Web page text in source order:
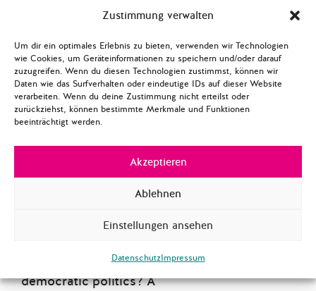
Zustimmung verwalten
Um dir ein optimales Erlebnis zu bieten, verwenden wir Technologien
wie Cookies, um Geräteinformationen zu speichern und/oder darauf
zuzugreifen. Wenn du diesen Technologien zustimmst, können wir
Daten wie das Surfverhalten oder eindeutige IDs auf dieser Website
verarbeiten. Wenn du deine Zustimmung nicht erteilst oder
zurückziehst, können bestimmte Merkmale und Funktionen
beeinträchtigt werden.
Akzeptieren
Ablehnen
Einstellungen ansehen
DatenschutzImpressum
professor of Political
Theory found worldwide
recognition with her
research on antagonism:
Mouffe rejects the idea
that consensus should be
the end-product of every
democratic process. She
focuses on post-Marxist
political inquiry, post-
structuralism and theories
is the best way to envisage
democratic politics? A